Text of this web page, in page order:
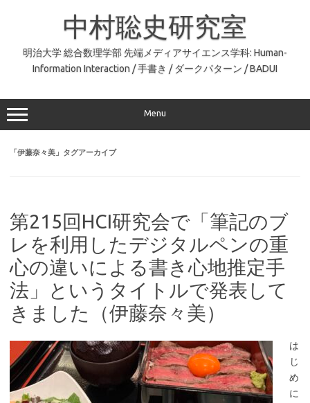
中村聡史研究室
明治大学 総合数理学部 先端メディアサイエンス学科: Human-
Information Interaction / 手書き / ダークパターン / BADUI
Menu
「伊藤奈々美 」タグアーカイブ
第215回HCI研究会で「筆記のブ
レを利用したデジタルペンの重
心の違いによる書き心地推定手
法」というタイトルで発表して
きました（伊藤奈々美）
は
じ
め
に